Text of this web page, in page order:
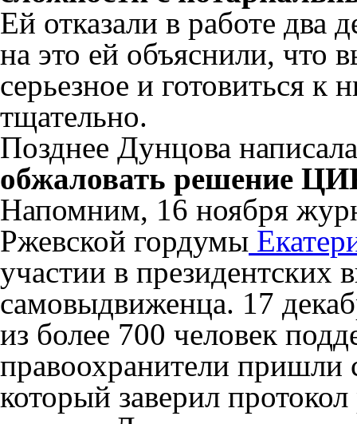
Ей отказали в работе два
на это ей объяснили, что
серьезное и готовиться
тщательно.
Позднее Дунцова
обжаловать решение
Напомним, 16 ноября
Ржевской гордумы
участии в президентских
самовыдвиженца. 17
из более 700 человек
правоохранители пришли
который заверил